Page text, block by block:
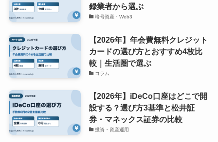
録業者から選ぶ
暗号資産・Web3
【2026年】年会費無料クレジット
カードの選び方とおすすめ4枚比
較｜生活圏で選ぶ
コラム
【2026年】iDeCo口座はどこで開
設する？選び方3基準と松井証
券・マネックス証券の比較
投資・資産運用